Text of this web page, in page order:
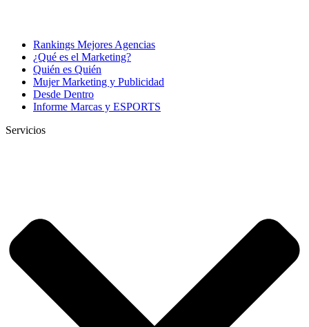
Rankings Mejores Agencias
¿Qué es el Marketing?
Quién es Quién
Mujer Marketing y Publicidad
Desde Dentro
Informe Marcas y ESPORTS
Servicios